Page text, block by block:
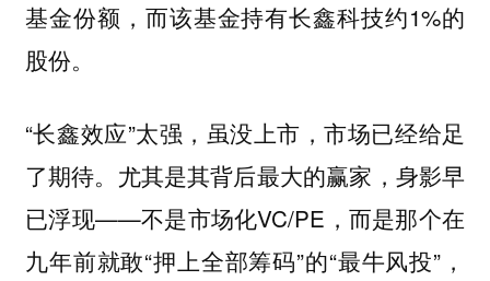
基金份额，而该基金持有长鑫科技约1%的
股份。
“长鑫效应”太强，虽没上市，市场已经给足
了期待。尤其是其背后最大的赢家，身影早
已浮现——不是市场化VC/PE，而是那个在
九年前就敢“押上全部筹码”的“最牛风投”，